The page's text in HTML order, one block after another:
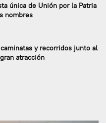
única de Unión por la Patria
nombres
y recorridos junto al
atracción